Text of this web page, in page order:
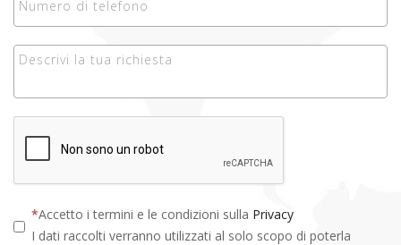
Accetto i termini e le condizioni sulla Privacy
I dati raccolti verranno utilizzati al solo scopo di poterla